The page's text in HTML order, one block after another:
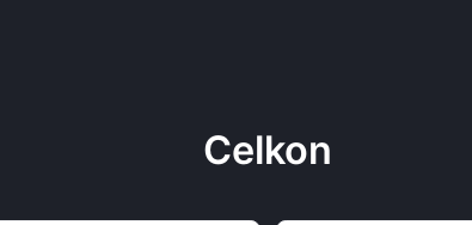
Celkon